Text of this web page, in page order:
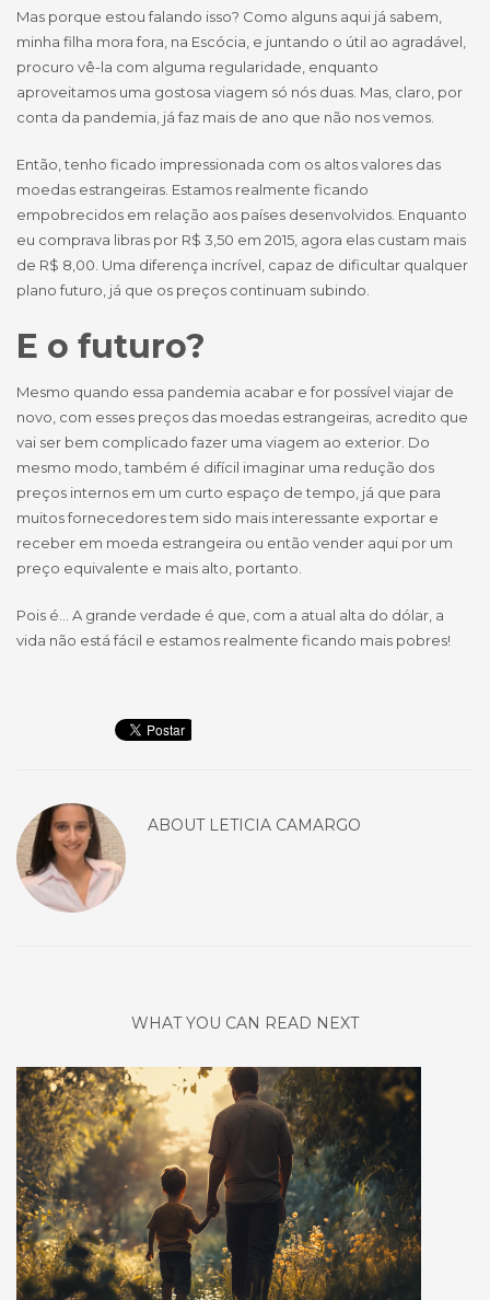
Mas porque estou falando isso? Como alguns aqui já sabem,
minha filha mora fora, na Escócia, e juntando o útil ao agradável,
procuro vê-la com alguma regularidade, enquanto
aproveitamos uma gostosa viagem só nós duas. Mas, claro, por
conta da pandemia, já faz mais de ano que não nos vemos.
Então, tenho ficado impressionada com os altos valores das
moedas estrangeiras. Estamos realmente ficando
empobrecidos em relação aos países desenvolvidos. Enquanto
eu comprava libras por R$ 3,50 em 2015, agora elas custam mais
de R$ 8,00. Uma diferença incrível, capaz de dificultar qualquer
plano futuro, já que os preços continuam subindo.
E o futuro?
Mesmo quando essa pandemia acabar e for possível viajar de
novo, com esses preços das moedas estrangeiras, acredito que
vai ser bem complicado fazer uma viagem ao exterior. Do
mesmo modo, também é difícil imaginar uma redução dos
preços internos em um curto espaço de tempo, já que para
muitos fornecedores tem sido mais interessante exportar e
receber em moeda estrangeira ou então vender aqui por um
preço equivalente e mais alto, portanto.
Pois é… A grande verdade é que, com a atual alta do dólar, a
vida não está fácil e estamos realmente ficando mais pobres!
ABOUT LETICIA CAMARGO
WHAT YOU CAN READ NEXT